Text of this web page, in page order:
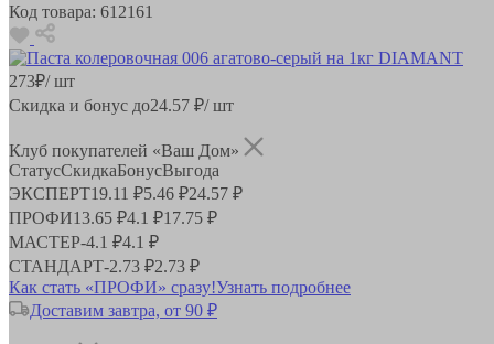
Код товара: 612161
273₽/ шт
Скидка и бонус до24.57 ₽/ шт
Клуб покупателей «Ваш Дом»
СтатусСкидкаБонусВыгода
ЭКСПЕРТ19.11 ₽5.46 ₽24.57 ₽
ПРОФИ13.65 ₽4.1 ₽17.75 ₽
МАСТЕР-4.1 ₽4.1 ₽
СТАНДАРТ-2.73 ₽2.73 ₽
Как стать «ПРОФИ» сразу!Узнать подробнее
Доставим завтра, от 90 ₽